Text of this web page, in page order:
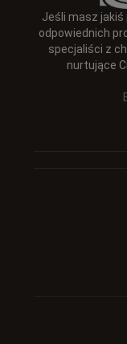
Jeśli masz jakiś
odpowiednich
specjaliści z
nurtujące